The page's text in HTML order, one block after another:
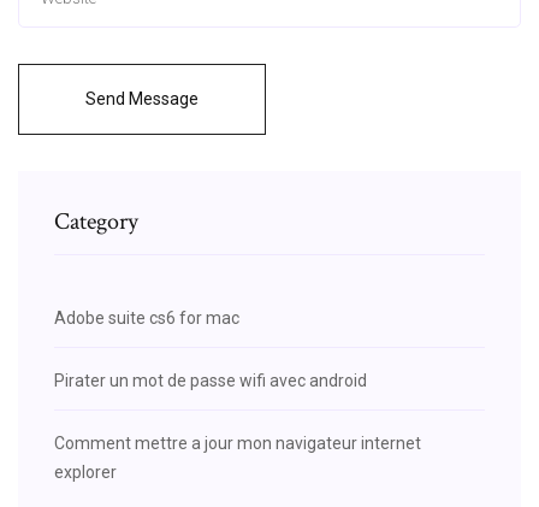
Send Message
Category
Adobe suite cs6 for mac
Pirater un mot de passe wifi avec android
Comment mettre a jour mon navigateur internet
explorer